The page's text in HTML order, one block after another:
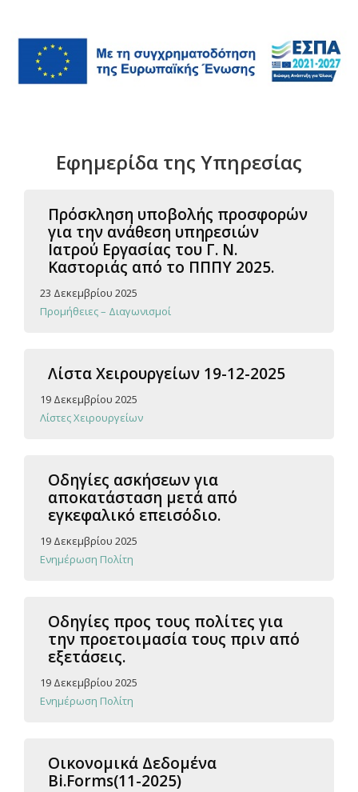
Εφημερίδα της Υπηρεσίας
Πρόσκληση υποβολής προσφορών
για την ανάθεση υπηρεσιών
Ιατρού Εργασίας του Γ. Ν.
Καστοριάς από το ΠΠΠΥ 2025.
23 Δεκεμβρίου 2025
Προμήθειες – Διαγωνισμοί
Λίστα Χειρουργείων 19-12-2025
19 Δεκεμβρίου 2025
Λίστες Χειρουργείων
Οδηγίες ασκήσεων για
αποκατάσταση μετά από
εγκεφαλικό επεισόδιο.
19 Δεκεμβρίου 2025
Ενημέρωση Πολίτη
Οδηγίες προς τους πολίτες για
την προετοιμασία τους πριν από
εξετάσεις.
19 Δεκεμβρίου 2025
Ενημέρωση Πολίτη
Οικονομικά Δεδομένα
Bi.Forms(11-2025)